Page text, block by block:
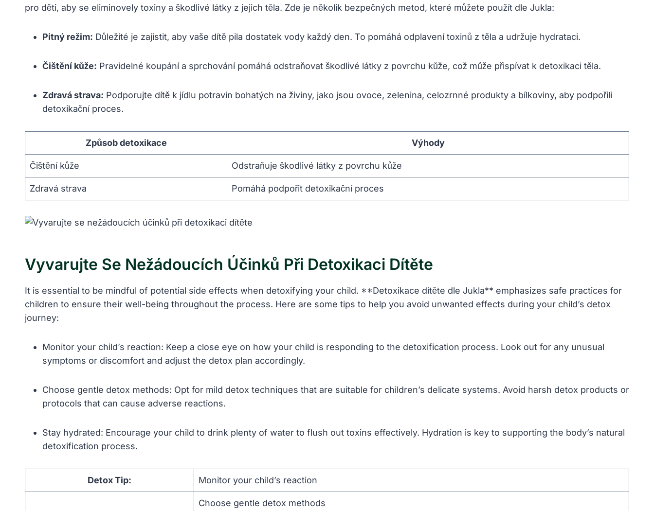
pro děti, aby se eliminovely toxiny a škodlivé látky z jejich těla. Zde je několik bezpečných metod, které můžete použít dle Jukla:
Pitný režim: Důležité je zajistit, aby vaše dítě pila dostatek vody každý den. To pomáhá odplavení toxinů z těla a udržuje hydrataci.
Čištění kůže: Pravidelné koupání a sprchování pomáhá odstraňovat škodlivé látky z povrchu kůže, což může přispívat k detoxikaci těla.
Zdravá strava: Podporujte dítě k jídlu potravin bohatých na živiny, jako jsou ovoce, zelenina, celozrnné produkty a bílkoviny, aby podpořili
detoxikační proces.
Způsob detoxikace Výhody
Čištění kůže Odstraňuje škodlivé látky z povrchu kůže
Zdravá strava Pomáhá podpořit detoxikační proces
Vyvarujte Se Nežádoucích Účinků Při Detoxikaci Dítěte
It is essential to be mindful of potential side effects when detoxifying your child. **Detoxikace dítěte dle Jukla** emphasizes safe practices for
children to ensure their well-being throughout the process. Here are some tips to help you avoid unwanted effects during your child’s detox
journey:
Monitor your child’s reaction: Keep a close eye on how your child is responding to the detoxification process. Look out for any unusual
symptoms or discomfort and adjust the detox plan accordingly.
Choose gentle detox methods: Opt for mild detox techniques that are suitable for children’s delicate systems. Avoid harsh detox products or
protocols that can cause adverse reactions.
Stay hydrated: Encourage your child to drink plenty of water to flush out toxins effectively. Hydration is key to supporting the body’s natural
detoxification process.
Detox Tip: Monitor your child’s reaction
Choose gentle detox methods